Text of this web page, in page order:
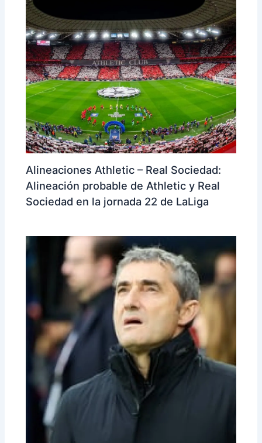
Alineaciones Athletic – Real Sociedad:
Alineación probable de Athletic y Real
Sociedad en la jornada 22 de LaLiga